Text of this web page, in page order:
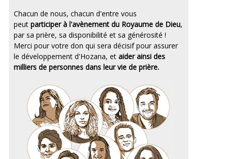
Chacun de nous, chacun d'entre vous
peut participer à l'avènement du Royaume de Dieu,
par sa prière, sa disponibilité et sa générosité !
Merci pour votre don qui sera décisif pour assurer
le développement d'Hozana, et aider ainsi des
milliers de personnes dans leur vie de prière.